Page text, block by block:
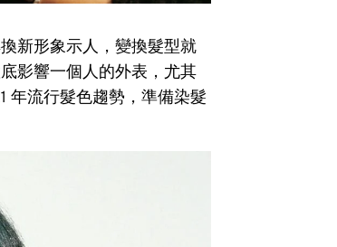
新形象示人，變換髮型就
影響一個人的外表，尤其
年流行髮色趨勢，準備染髮